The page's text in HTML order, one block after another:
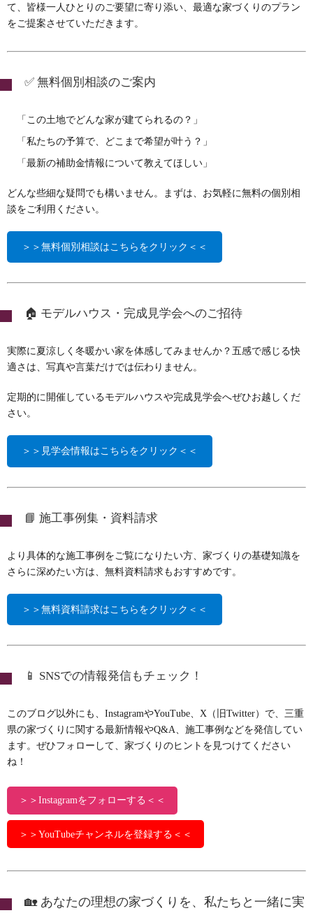
て、皆様一人ひとりのご要望に寄り添い、最適な家づくりのプラン
をご提案させていただきます。
✅ 無料個別相談のご案内
「この土地でどんな家が建てられるの？」
「私たちの予算で、どこまで希望が叶う？」
「最新の補助金情報について教えてほしい」
どんな些細な疑問でも構いません。まずは、お気軽に無料の個別相
談をご利用ください。
＞＞無料個別相談はこちらをクリック＜＜
🏠 モデルハウス・完成見学会へのご招待
実際に夏涼しく冬暖かい家を体感してみませんか？五感で感じる快
適さは、写真や言葉だけでは伝わりません。
定期的に開催しているモデルハウスや完成見学会へぜひお越しくだ
さい。
＞＞見学会情報はこちらをクリック＜＜
📘 施工事例集・資料請求
より具体的な施工事例をご覧になりたい方、家づくりの基礎知識を
さらに深めたい方は、無料資料請求もおすすめです。
＞＞無料資料請求はこちらをクリック＜＜
📱 SNSでの情報発信もチェック！
このブログ以外にも、InstagramやYouTube、X（旧Twitter）で、三重
県の家づくりに関する最新情報やQ&A、施工事例などを発信してい
ます。ぜひフォローして、家づくりのヒントを見つけてください
ね！
＞＞Instagramをフォローする＜＜
＞＞YouTubeチャンネルを登録する＜＜
🏡 あなたの理想の家づくりを、私たちと一緒に実